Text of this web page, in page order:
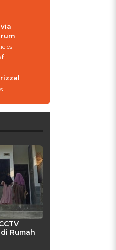
Rumah